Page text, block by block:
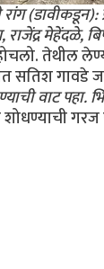
(डावीकडून):
मेहेंदळे,
तेथील
सतिश
वाट